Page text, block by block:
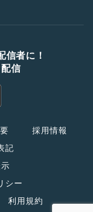
信者に！
信
採用情報
記
シー
利用規約